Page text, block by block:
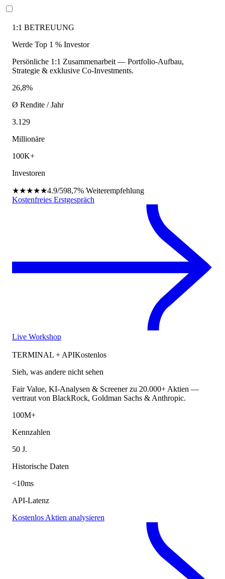
1:1 BETREUUNG
Werde Top 1 % Investor
Persönliche 1:1 Zusammenarbeit — Portfolio-Aufbau,
Strategie & exklusive Co-Investments.
26,8%
Ø Rendite / Jahr
3.129
Millionäre
100K+
Investoren
★★★★★4.9/598,7% Weiterempfehlung
Kostenfreies Erstgespräch
Live Workshop
TERMINAL + APIKostenlos
Sieh, was andere nicht sehen
Fair Value, KI-Analysen & Screener zu 20.000+ Aktien —
vertraut von BlackRock, Goldman Sachs & Anthropic.
100M+
Kennzahlen
50 J.
Historische Daten
<10ms
API-Latenz
Kostenlos Aktien analysieren